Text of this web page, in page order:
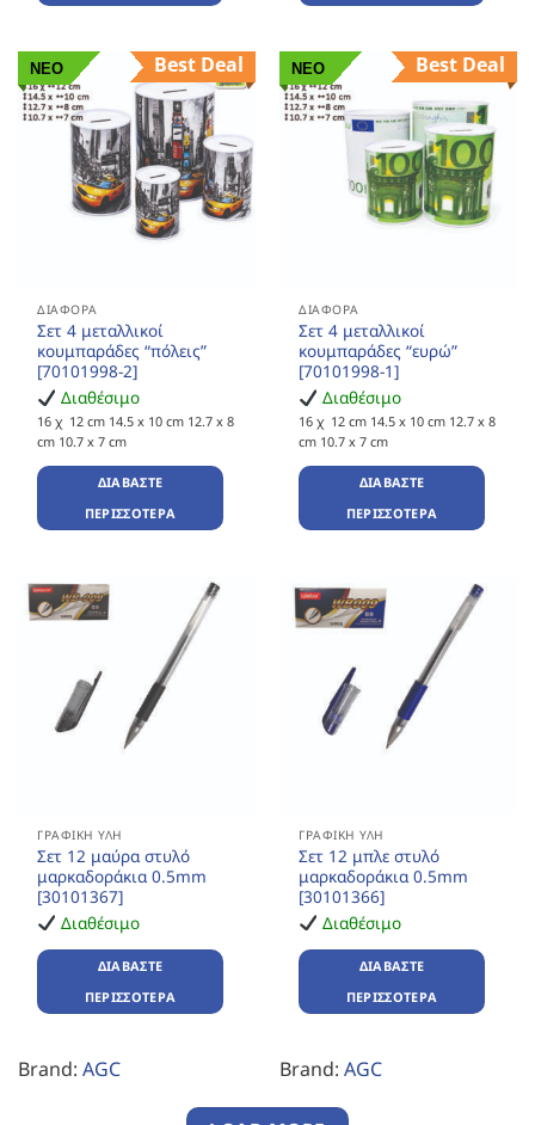
ΝΕΟ Best Deal
ΔΙΆΦΟΡΑ
Σετ 4 μεταλλικοί
κουμπαράδες “πόλεις”
[70101998-2]
Διαθέσιμο
16 χ 12 cm 14.5 x 10 cm 12.7 x 8
cm 10.7 x 7 cm
ΔΙΑΒΆΣΤΕ
ΠΕΡΙΣΣΌΤΕΡΑ
ΝΕΟ Best Deal
ΔΙΆΦΟΡΑ
Σετ 4 μεταλλικοί
κουμπαράδες “ευρώ”
[70101998-1]
Διαθέσιμο
16 χ 12 cm 14.5 x 10 cm 12.7 x 8
cm 10.7 x 7 cm
ΔΙΑΒΆΣΤΕ
ΠΕΡΙΣΣΌΤΕΡΑ
ΓΡΑΦΙΚΉ ΎΛΗ
Σετ 12 μαύρα στυλό
μαρκαδοράκια 0.5mm
[30101367]
Διαθέσιμο
ΔΙΑΒΆΣΤΕ
ΠΕΡΙΣΣΌΤΕΡΑ
Brand: AGC
ΓΡΑΦΙΚΉ ΎΛΗ
Σετ 12 μπλε στυλό
μαρκαδοράκια 0.5mm
[30101366]
Διαθέσιμο
ΔΙΑΒΆΣΤΕ
ΠΕΡΙΣΣΌΤΕΡΑ
Brand: AGC